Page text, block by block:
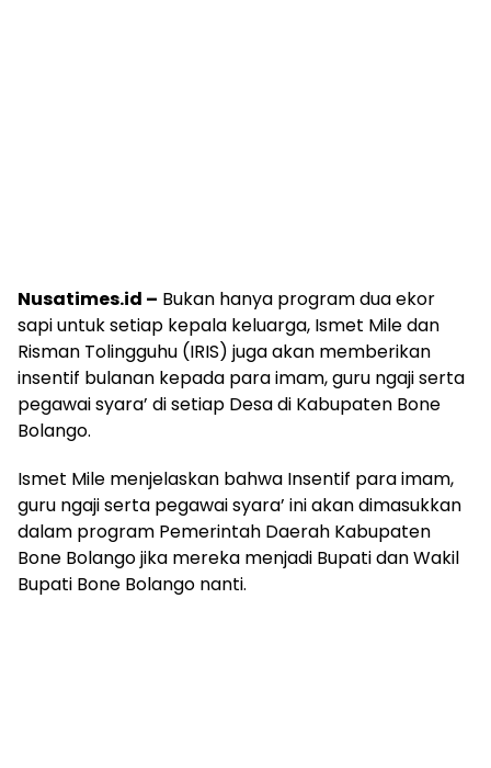
Nusatimes.id – Bukan hanya program dua ekor
sapi untuk setiap kepala keluarga, Ismet Mile dan
Risman Tolingguhu (IRIS) juga akan memberikan
insentif bulanan kepada para imam, guru ngaji serta
pegawai syara’ di setiap Desa di Kabupaten Bone
Bolango.
Ismet Mile menjelaskan bahwa Insentif para imam,
guru ngaji serta pegawai syara’ ini akan dimasukkan
dalam program Pemerintah Daerah Kabupaten
Bone Bolango jika mereka menjadi Bupati dan Wakil
Bupati Bone Bolango nanti.